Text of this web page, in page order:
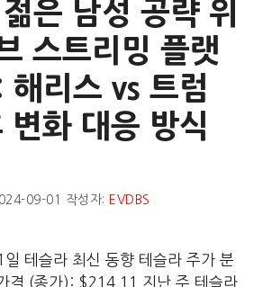
은 남성 공략 위
스트리밍 플랫
해리스 vs 트럼
변화 대응 방식
09-01 작성자: EVDBS
테슬라 최신 동향 테슬라 주가 분
격 (종가): $214.11 지난 주 테슬라